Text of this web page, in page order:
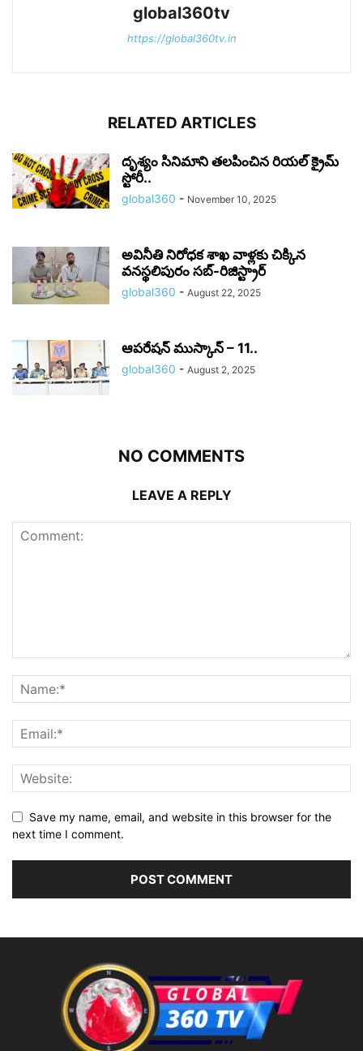
global360tv
https://global360tv.in
RELATED ARTICLES
దృశ్యం సినిమాని తలపించిన రియల్ క్రైమ్
స్టోరీ..
global360 - November 10, 2025
అవినీతి నిరోధక శాఖ వాళ్లకు చిక్కిన
వనస్థలిపురం సబ్-రిజిస్ట్రార్‌
global360 - August 22, 2025
ఆపరేషన్ ముస్కాన్ – 11..
global360 - August 2, 2025
NO COMMENTS
LEAVE A REPLY
Save my name, email, and website in this browser for the
next time I comment.